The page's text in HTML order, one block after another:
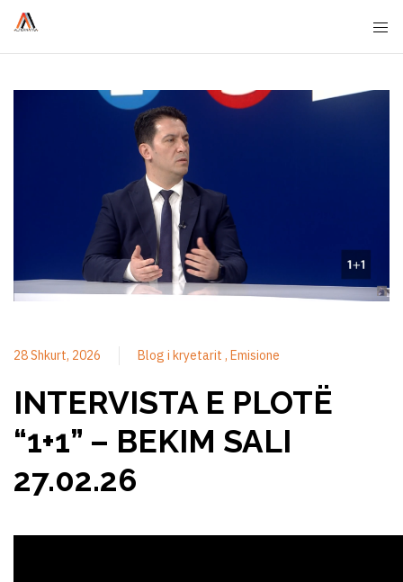
28 Shkurt, 2026 Blog i kryetarit Emisione
INTERVISTA E PLOTË
“1+1” – BEKIM SALI
27.02.26